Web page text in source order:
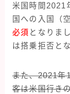
米国時間2021
国への入国（
必須 となりま
は搭乗拒否と
また、2021年
客は米国行き